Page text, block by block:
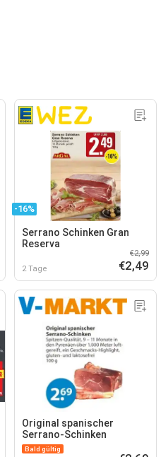
-16%
Serrano Schinken Gran
Reserva
2 Tage
€2,99
€2,49
Original spanischer
Serrano-Schinken
Bald gültig